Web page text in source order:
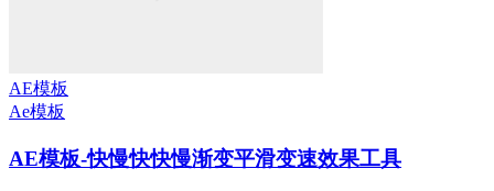
AE模板
Ae模板
AE模板-快慢快快慢渐变平滑变速效果工具